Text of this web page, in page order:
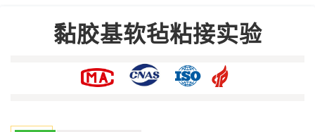
黏胶基软毡粘接实验